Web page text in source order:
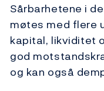
Sårbarhetene i
møtes med flere
kapital, likviditet
god
og kan også